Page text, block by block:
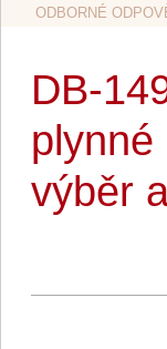
ODBORNÉ
DB-
výběr